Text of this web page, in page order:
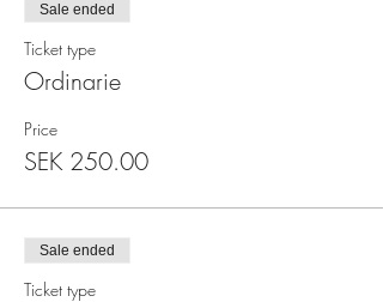
Sale ended
Ticket type
Ordinarie
Price
SEK 250.00
Sale ended
Ticket type